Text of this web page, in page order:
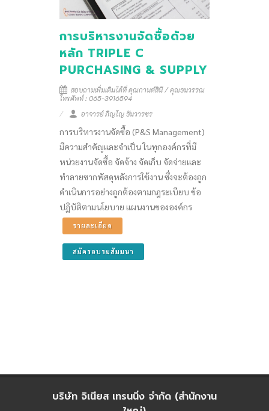
การบริหารงานจัดซื้อด้วย
หลัก TRIPLE C
PURCHASING & SUPPLY
สอบถามเพิ่มเติมได้ที่ คุณกานต์สินี / คุณธนวรรณ
โทรศัพท์ : 065-3916594
อาจารย์ ภิญโญ ธันวารชร
การบริหารงานจัดซื้อ (P&S Management)
มีความสำคัญและจำเป็น ในทุกองค์กรที่มี
หน่วยงานจัดซื้อ จัดจ้าง จัดเก็บ จัดจ่ายและ
ทำลายซากพัสดุหลังการใช้งาน ซึ่งจะต้องถูก
ดำเนินการอย่างถูกต้องตามกฎระเบียบ ข้อ
ปฏิบัติตามนโยบาย แผนงานขององค์กร
รายละเอียด
สมัครอบรมสัมมนา
บริษัท จิเนียส เทรนนิ่ง จำกัด (สำนักงาน